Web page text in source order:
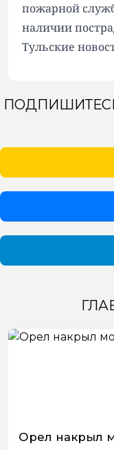
пожарной
наличии
Тульские
Орел накрыл